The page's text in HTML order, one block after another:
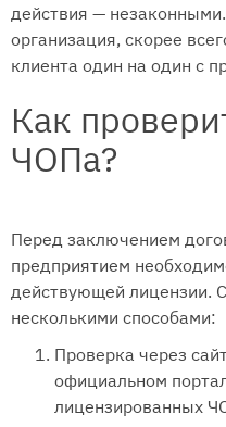
действия —
организация, скорее
клиента один на один с
Как
ЧОПа?
Перед заключением
предприятием
действующей лицензии.
несколькими способами:
Проверка через
официальном
лицензированных